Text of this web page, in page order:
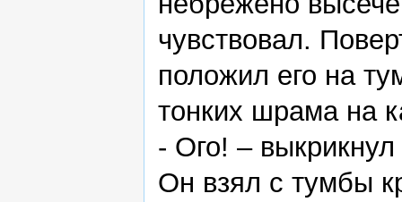
чувствовал.
положил его на
тонких шрама на
- Ого! –
Он взял с тумбы